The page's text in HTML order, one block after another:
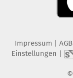
Impressum AGB
Einstellungen
©